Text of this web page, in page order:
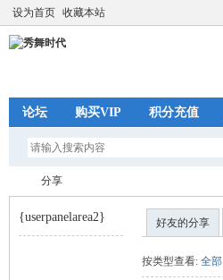
设为首页 收藏本站
论坛 购买VIP 积分充值
分享
{userpanelarea2} 好友的分享
按类型查看: 全部